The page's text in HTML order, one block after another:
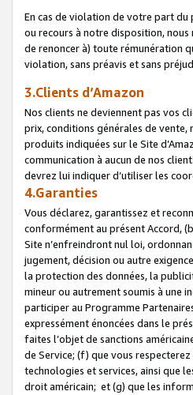
En cas de violation de votre part du
ou recours à notre disposition,
de renoncer à) toute rémunération
violation, sans préavis et sans
3.Clients d’Amazon
Nos clients ne deviennent pas vos
prix, conditions générales de vente,
produits indiquées sur le Site
communication à aucun de nos
devrez lui indiquer d’utiliser les
4.Garanties
Vous déclarez, garantissez et
conformément au présent Accord,
Site n’enfreindront nul loi,
jugement, décision ou autre
la protection des données, la
mineur ou autrement soumis à une
participer au Programme
expressément énoncées dans le
faites l’objet de sanctions
de Service; (f) que vous
technologies et services, ainsi que
droit américain; et (g) que les